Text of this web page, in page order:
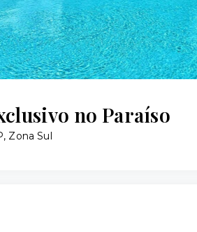
no Paraíso
Zona Sul